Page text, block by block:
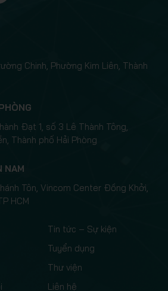
Chinh, Phường Kim Liên, Thành
Đạt 1, số 3 Lê Thành Tông,
Thành phố Hải Phòng
NAM
Tôn, Vincom Center Đồng Khởi,
HCM
Tin tức – Sự kiện
Tuyển dụng
Thư viện
Liên hệ